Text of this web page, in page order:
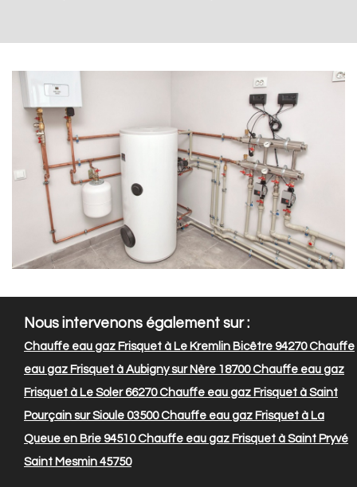
Nous intervenons également sur :
Chauffe eau gaz Frisquet à Le Kremlin Bicêtre 94270Chauffe
eau gaz Frisquet à Aubigny sur Nère 18700Chauffe eau gaz
Frisquet à Le Soler 66270Chauffe eau gaz Frisquet à Saint
Pourçain sur Sioule 03500Chauffe eau gaz Frisquet à La
Queue en Brie 94510Chauffe eau gaz Frisquet à Saint Pryvé
Saint Mesmin 45750